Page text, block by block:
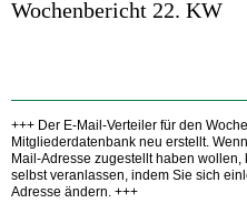
Wochenbericht 22. KW
+++ Der E-Mail-Verteiler für den
Mitgliederdatenbank neu erstellt.
Mail-Adresse zugestellt haben
selbst veranlassen, indem Sie sich
Adresse ändern. +++